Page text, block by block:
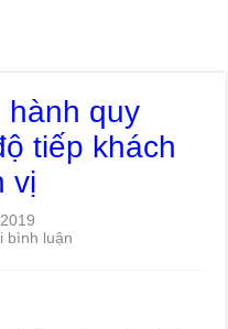
hành quy
tiếp khách
vị
bình luận